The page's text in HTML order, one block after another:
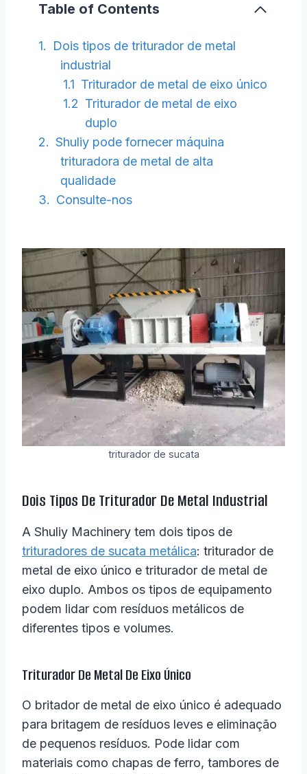
Table of Contents
Dois tipos de triturador de metal
industrial
Triturador de metal de eixo único
Triturador de metal de eixo
duplo
Shuliy pode fornecer máquina
trituradora de metal de alta
qualidade
Consulte-nos
triturador de sucata
Dois Tipos De Triturador De Metal Industrial
A Shuliy Machinery tem dois tipos de
trituradores de sucata metálica: triturador de
metal de eixo único e triturador de metal de
eixo duplo. Ambos os tipos de equipamento
podem lidar com resíduos metálicos de
diferentes tipos e volumes.
Triturador De Metal De Eixo Único
O britador de metal de eixo único é adequado
para britagem de resíduos leves e eliminação
de pequenos resíduos. Pode lidar com
materiais como chapas de ferro, tambores de